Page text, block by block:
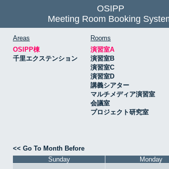
OSIPP
Meeting Room Booking
Areas
OSIPP棟
千里エクステンション
Rooms
演習室A
演習室B
演習室C
演習室D
講義シアター
マルチメディア演習室
会議室
プロジェクト研究室
<< Go To Month Before
Sunday
Monday